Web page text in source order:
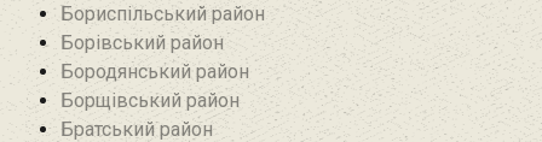
Бориспільський район
Борівський район
Бородянський район
Борщівський район‎
Братський район‎